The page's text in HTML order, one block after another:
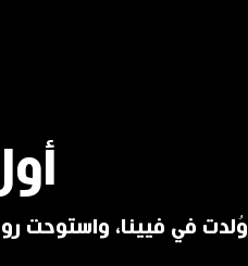
وُلدت في فيينا، واستوحت